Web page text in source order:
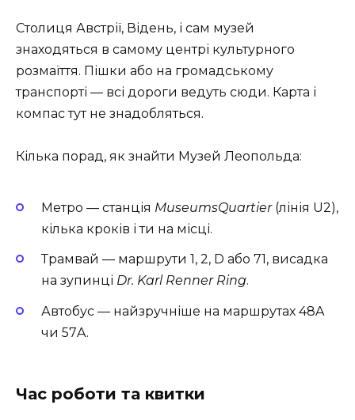
Столиця Австрії, Відень, і сам музей
знаходяться в самому центрі культурного
розмаїття. Пішки або на громадському
транспорті — всі дороги ведуть сюди. Карта і
компас тут не знадобляться.
Кілька порад, як знайти Музей Леопольда:
Метро — станція MuseumsQuartier(лінія U2),
кілька кроків і ти на місці.
Трамвай — маршрути 1, 2, D або 71, висадка
на зупинці Dr. Karl Renner Ring.
Автобус — найзручніше на маршрутах 48A
чи 57A.
Час роботи та квитки